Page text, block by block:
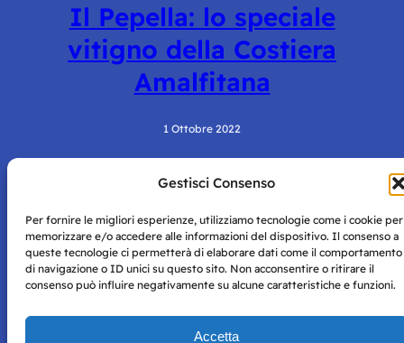
Gestisci Consenso
Per fornire le migliori esperienze, utilizziamo tecnologie come i cookie per
memorizzare e/o accedere alle informazioni del dispositivo. Il consenso a
queste tecnologie ci permetterà di elaborare dati come il comportamento
di navigazione o ID unici su questo sito. Non acconsentire o ritirare il
consenso può influire negativamente su alcune caratteristiche e funzioni.
Accetta
Il Pepella: lo speciale
vitigno della Costiera
Amalfitana
1 Ottobre 2022
Napoli con autorizzazione numero 38 del 25/9/2019.
Tutte le immagini e i contenuti su questo sito sono forniti